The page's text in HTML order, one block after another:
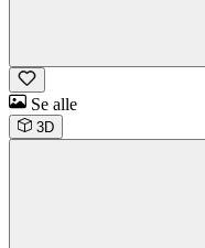
Se alle
3D